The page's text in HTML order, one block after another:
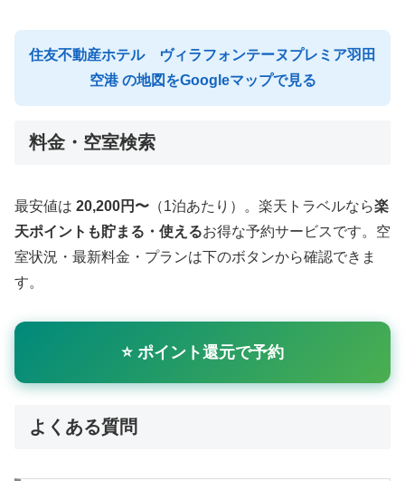
住友不動産ホテル ヴィラフォンテーヌプレミア羽田
空港 の地図をGoogleマップで見る
料金・空室検索
最安値は 20,200円〜 （1泊あたり）。楽天トラベルなら楽
天ポイントも貯まる・使えるお得な予約サービスです。空
室状況・最新料金・プランは下のボタンから確認できま
す。
⭐ ポイント還元で予約
よくある質問